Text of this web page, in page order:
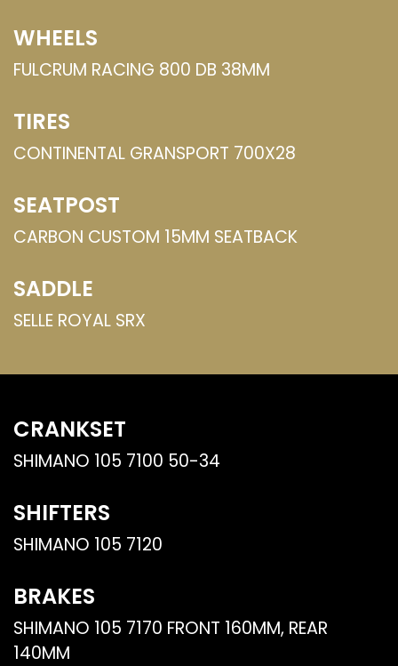
CRANKSET
SHIMANO 105 7100 50-34
SHIFTERS
SHIMANO 105 7120
BRAKES
SHIMANO 105 7170 FRONT 160MM, REAR
140MM
WHEELS
FULCRUM RACING 800 DB 38MM
TIRES
CONTINENTAL GRANSPORT 700X28
SEATPOST
CARBON CUSTOM 15MM SEATBACK
SADDLE
SELLE ROYAL SRX